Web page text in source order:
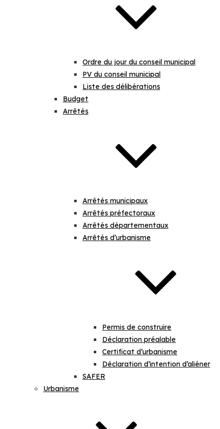
Ordre du jour du conseil municipal
PV du conseil municipal
Liste des délibérations
Budget
Arrêtés
Arrêtés municipaux
Arrêtés préfectoraux
Arrêtés départementaux
Arrêtés d’urbanisme
Permis de construire
Déclaration préalable
Certificat d’urbanisme
Déclaration d’intention d’aliéner
SAFER
Urbanisme